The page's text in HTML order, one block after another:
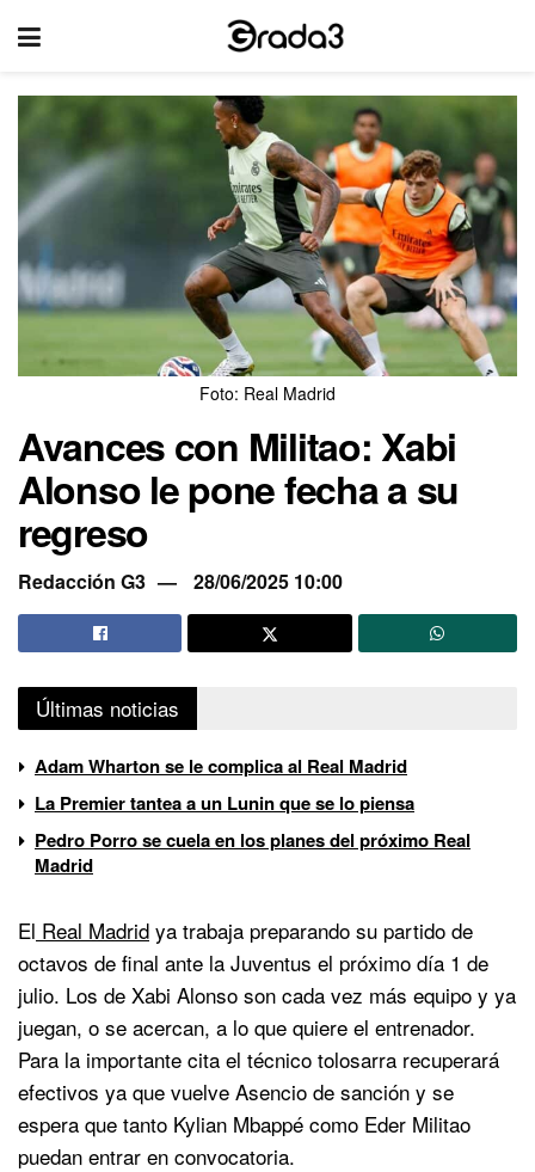
Foto: Real Madrid
Avances con Militao: Xabi
Alonso le pone fecha a su
regreso
Redacción G3 28/06/2025 10:00
Últimas noticias
Adam Wharton se le complica al Real Madrid
La Premier tantea a un Lunin que se lo piensa
Pedro Porro se cuela en los planes del próximo Real
Madrid
El Real Madrid ya trabaja preparando su partido de
octavos de final ante la Juventus el próximo día 1 de
julio. Los de Xabi Alonso son cada vez más equipo y ya
juegan, o se acercan, a lo que quiere el entrenador.
Para la importante cita el técnico tolosarra recuperará
efectivos ya que vuelve Asencio de sanción y se
espera que tanto Kylian Mbappé como Eder Militao
puedan entrar en convocatoria.